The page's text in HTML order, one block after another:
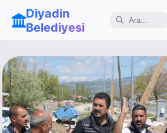
Diyadin
Belediyesi